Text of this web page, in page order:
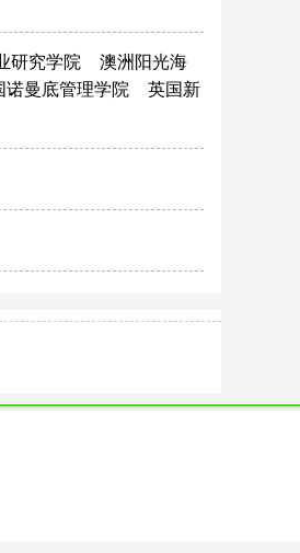
研究学院
澳洲阳光海
诺曼底管理学院
英国新